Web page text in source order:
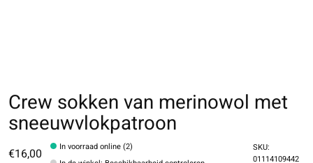
Crew sokken van merinowol met
sneeuwvlokpatroon
€16,00
In voorraad online (2)
SKU:
01114109442